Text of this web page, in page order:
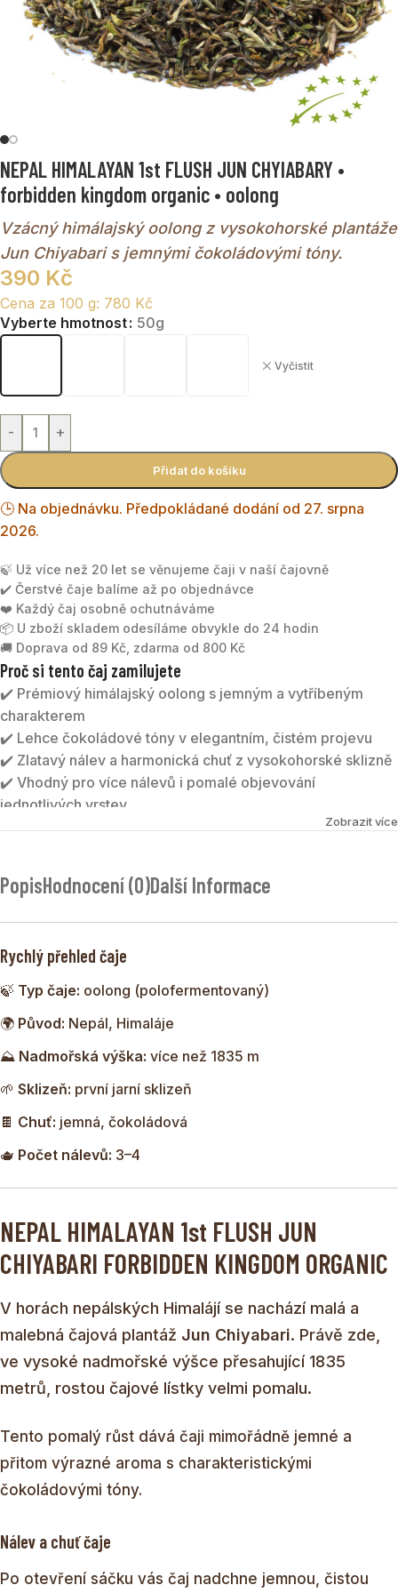
NEPAL HIMALAYAN 1st FLUSH JUN CHYIABARY •
forbidden kingdom organic • oolong
Vzácný himálajský oolong z vysokohorské plantáže
Jun Chiyabari s jemnými čokoládovými tóny.
390 Kč
Cena za 100 g: 780 Kč
Vyberte hmotnost 50g
Vyčistit
- +
Přidat do košíku
🕒 Na objednávku. Předpokládané dodání od 27. srpna
2026.
🍃 Už více než 20 let se věnujeme čaji v naší čajovně
✔️ Čerstvé čaje balíme až po objednávce
❤️ Každý čaj osobně ochutnáváme
📦 U zboží skladem odesíláme obvykle do 24 hodin
🚚 Doprava od 89 Kč, zdarma od 800 Kč
Proč si tento čaj zamilujete
✔️ Prémiový himálajský oolong s jemným a vytříbeným
charakterem
✔️ Lehce čokoládové tóny v elegantním, čistém projevu
✔️ Zlatavý nálev a harmonická chuť z vysokohorské sklizně
✔️ Vhodný pro více nálevů i pomalé objevování
jednotlivých vrstev
oolong z první jarní sklizně. Čaj pochází z malé himálajské
s příjemnými čokoládovými tóny a krásně zlatavý nálev.
Každý další nálev odhaluje stále jemnější a harmoničtější
Zobrazit více
PopisHodnocení (0)Další Informace
Rychlý přehled čaje
🍃 Typ čaje: oolong (polofermentovaný)
🌍 Původ: Nepál, Himaláje
⛰ Nadmořská výška: více než 1835 m
🌱 Sklizeň: první jarní sklizeň
🍫 Chuť: jemná, čokoládová
🫖 Počet nálevů: 3–4
NEPAL HIMALAYAN 1st FLUSH JUN
CHIYABARI FORBIDDEN KINGDOM ORGANIC
V horách nepálských Himalájí se nachází malá a
malebná čajová plantáž Jun Chiyabari. Právě zde,
ve vysoké nadmořské výšce přesahující 1835
metrů, rostou čajové lístky velmi pomalu.
Tento pomalý růst dává čaji mimořádně jemné a
přitom výrazné aroma s charakteristickými
čokoládovými tóny.
Nálev a chuť čaje
Po otevření sáčku vás čaj nadchne jemnou, čistou